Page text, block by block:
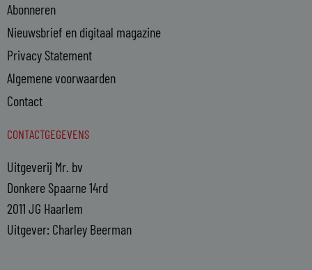
Abonneren
Nieuwsbrief en digitaal magazine
Privacy Statement
Algemene voorwaarden
Contact
CONTACTGEGEVENS
Uitgeverij Mr. bv
Donkere Spaarne 14rd
2011 JG Haarlem
Uitgever: Charley Beerman